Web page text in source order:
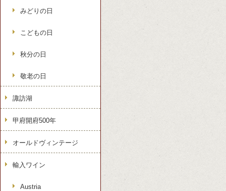
みどりの日
こどもの日
秋分の日
敬老の日
諏訪湖
甲府開府500年
オールドヴィンテージ
輸入ワイン
Austria